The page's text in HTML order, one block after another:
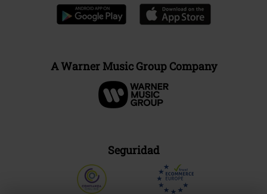
A Warner Music Group Company
Seguridad